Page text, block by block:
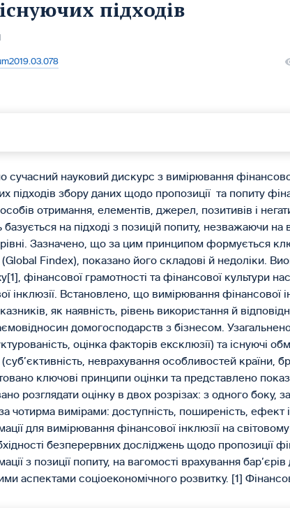
підходів
сучасний науковий дискурс з вимірювання
підходів збору даних щодо пропозиції та попиту
отримання, елементів, джерел, позитивів і
базується на підході з позицій попиту, незважаючи на
рівні. Зазначено, що за цим принципом формується
(Global Findex), показано його складові й недоліки.
фінансової грамотності та фінансової культури
інклюзії. Встановлено, що вимірювання фінансової
як наявність, рівень використання й
домогосподарств з бізнесом.
оцінка факторів ексклюзії) та існуючі
(суб’єктивність, неврахування особливостей країни,
ключові принципи оцінки та представлено
розглядати оцінку в двох розрізах: з одного боку,
чотирма вимірами: доступність, поширеність, ефект
для вимірювання фінансової інклюзії на
безперервних досліджень щодо пропозиції
з позиції попиту, на вагомості врахування
аспектами соціоекономічного розвитку. [1]